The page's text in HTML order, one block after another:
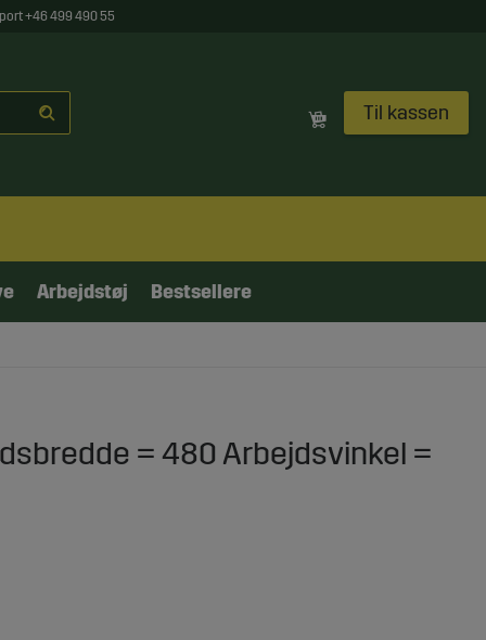
+46 499 490 55
Til kassen
Arbejdstøj Bestsellere
= 480 Arbejdsvinkel =